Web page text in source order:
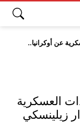
عن أوكرانيا..
العسكرية
زيلينسكي